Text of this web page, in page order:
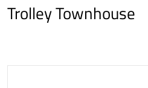
Trolley Townhouse